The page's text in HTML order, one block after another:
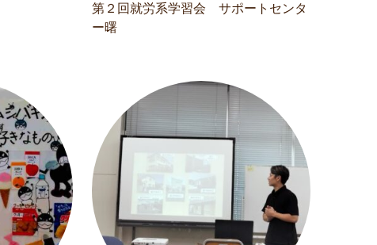
第２回就労系学習会 サポートセンタ
ー曙